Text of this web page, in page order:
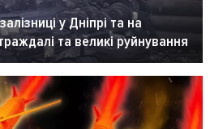
у Дніпрі та на
та великі руйнування